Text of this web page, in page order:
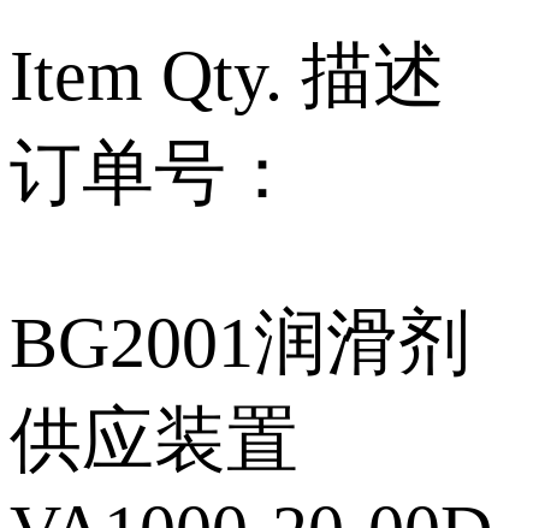
Item Qty. 描述
订单号：
BG2001润滑剂
供应装置